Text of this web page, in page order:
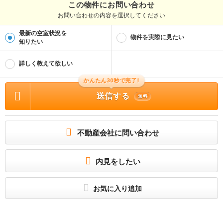
100506787304
※お問い合わせの際には、担当者へ物件管理番号をお伝えください。
面積 : 50.52m² / 築年月 : 2025年01月 / 賃料 : 6.25万円 / 管理費又は共益費等 :
総合保険等の損害保険料 : 要 / その他 : 退去時クリーニング費用￥80000が契約時
必要。駐車場貸主インボイス登録あり/更新事務手数料22000円/ruumサポート費用
（月額）1980円/鍵セット費3300円 町内会費（月額） 350円 ペット相談 保証会
社利用必 契約時保証委託料：２５，０００円／月額保証委託料：賃料総額の２．
置備え付け！追い焚き給湯と浴室乾燥機が備わったバスルームや、ウォークインク
ローゼット、対面型のシステムキッチンが魅力です！
（公財）日本賃貸住宅管理協会会員
（公社）首都圏不動産公正取引協議会加盟
この物件にお問い合わせ
お問い合わせの内容を選択してください
最新の空室状況を
知りたい
物件を実際に見たい
詳しく教えて欲しい
かんたん30秒で完了!
送信する 無料
不動産会社に問い合わせ
内見をしたい
お気に入り追加